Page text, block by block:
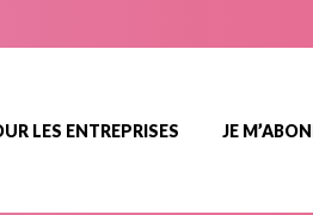
LES ENTREPRISES JE